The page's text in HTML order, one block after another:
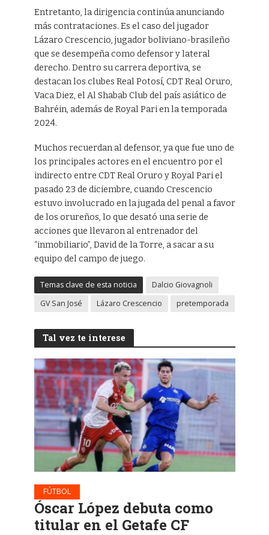
Entretanto, la dirigencia continúa anunciando
más contrataciones. Es el caso del jugador
Lázaro Crescencio, jugador boliviano-brasileño
que se desempeña como defensor y lateral
derecho. Dentro su carrera deportiva, se
destacan los clubes Real Potosí, CDT Real Oruro,
Vaca Diez, el Al Shabab Club del país asiático de
Bahréin, además de Royal Pari en la temporada
2024.
Muchos recuerdan al defensor, ya que fue uno de
los principales actores en el encuentro por el
indirecto entre CDT Real Oruro y Royal Pari el
pasado 23 de diciembre, cuando Crescencio
estuvo involucrado en la jugada del penal a favor
de los orureños, lo que desató una serie de
acciones que llevaron al entrenador del
“inmobiliario”, David de la Torre, a sacar a su
equipo del campo de juego.
Temas clave de esta noticia
Dalcio Giovagnoli
GV San José
Lázaro Crescencio pretemporada
Tal vez te interese
FÚTBOL
Óscar López debuta como
titular en el Getafe CF